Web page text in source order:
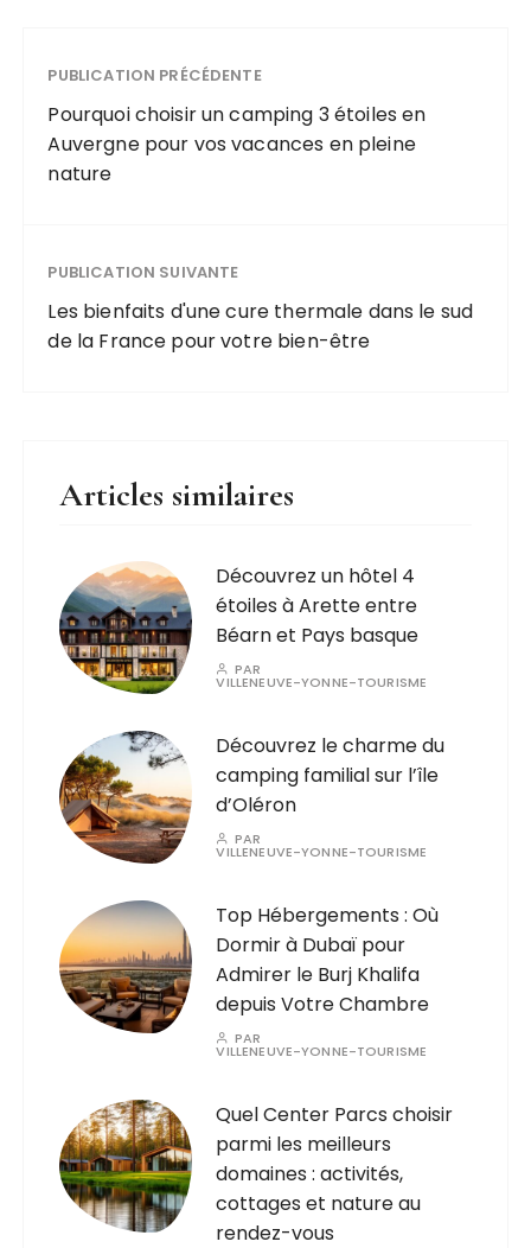
PUBLICATION PRÉCÉDENTE
Pourquoi choisir un camping 3 étoiles en
Auvergne pour vos vacances en pleine
nature
PUBLICATION SUIVANTE
Les bienfaits d'une cure thermale dans le sud
de la France pour votre bien-être
Articles similaires
Découvrez un hôtel 4
étoiles à Arette entre
Béarn et Pays basque
PAR
VILLENEUVE-YONNE-TOURISME
Découvrez le charme du
camping familial sur l’île
d’Oléron
PAR
VILLENEUVE-YONNE-TOURISME
Top Hébergements : Où
Dormir à Dubaï pour
Admirer le Burj Khalifa
depuis Votre Chambre
PAR
VILLENEUVE-YONNE-TOURISME
Quel Center Parcs choisir
parmi les meilleurs
domaines : activités,
cottages et nature au
rendez-vous